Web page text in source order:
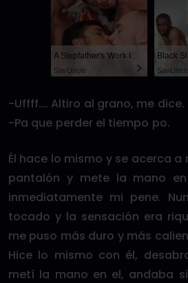
A Stepfather's Work Is Never Done
SayUncle
Black
SayUncle
-Uffff…. Altiro al grano, me dice.
-Pa que perder el tiempo po.
Él hace lo mismo y se acerca a
pantalón y mete la mano
inmediatamente mi pene.
tocado y la sensación era
me puso más duro y más
Hice lo mismo con él,
metí la mano en el, andaba